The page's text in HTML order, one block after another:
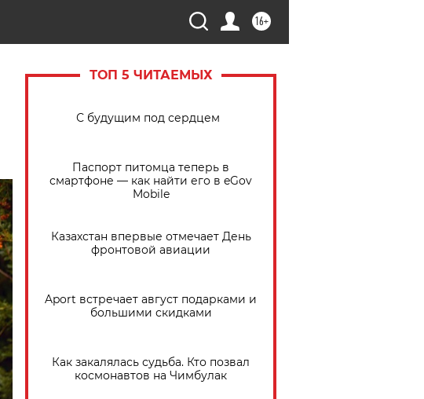
16+
ТОП 5 ЧИТАЕМЫХ
С будущим под сердцем
Паспорт питомца теперь в
смартфоне — как найти его в eGov
Mobile
Казахстан впервые отмечает День
фронтовой авиации
Aport встречает август подарками и
большими скидками
Как закалялась судьба. Кто позвал
космонавтов на Чимбулак